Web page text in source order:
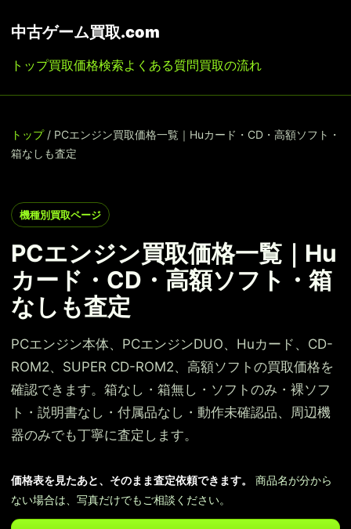
中古ゲーム買取.com
トップ買取価格検索よくある質問買取の流れ
トップ/ PCエンジン買取価格一覧｜Huカード・CD・高額ソフト・
箱なしも査定
機種別買取ページ
PCエンジン買取価格一覧｜Hu
カード・CD・高額ソフト・箱
なしも査定
PCエンジン本体、PCエンジンDUO、Huカード、CD-
ROM2、SUPER CD-ROM2、高額ソフトの買取価格を
確認できます。箱なし・箱無し・ソフトのみ・裸ソフ
ト・説明書なし・付属品なし・動作未確認品、周辺機
器のみでも丁寧に査定します。
価格表を見たあと、そのまま査定依頼できます。
商品名が分から
ない場合は、写真だけでもご相談ください。